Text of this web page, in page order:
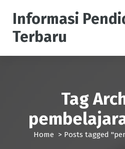
Informasi
Terbaru
Tag
Home > Posts tagged